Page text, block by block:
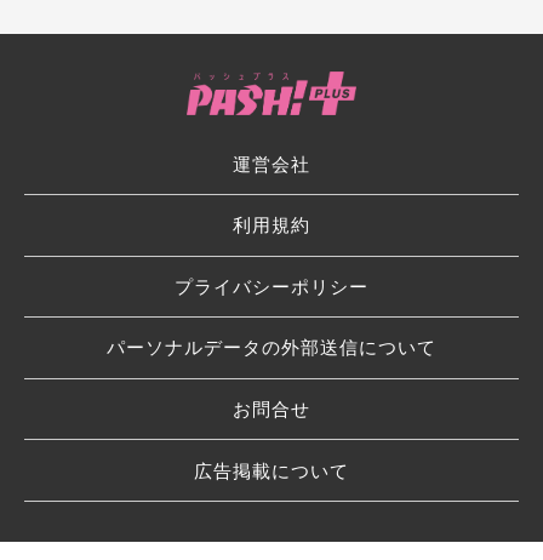
運営会社
利用規約
プライバシーポリシー
パーソナルデータの外部送信について
お問合せ
広告掲載について